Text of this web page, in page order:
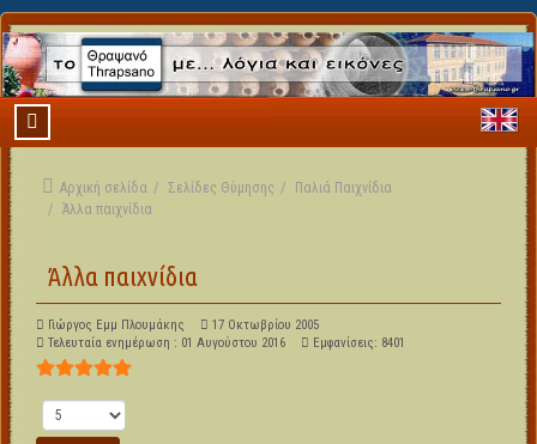
Αρχική σελίδα Σελίδες Θύμησης
Παλιά Παιχνίδια
Άλλα παιχνίδια
Άλλα παιχνίδια
Γιώργος Εμμ Πλουμάκης
17 Οκτωβρίου 2005
Τελευταία ενημέρωση : 01 Αυγούστου 2016
Εμφανίσεις: 8401
Αξιολόγηση Χρήστη:
Παρακαλώ αξιολογήστε